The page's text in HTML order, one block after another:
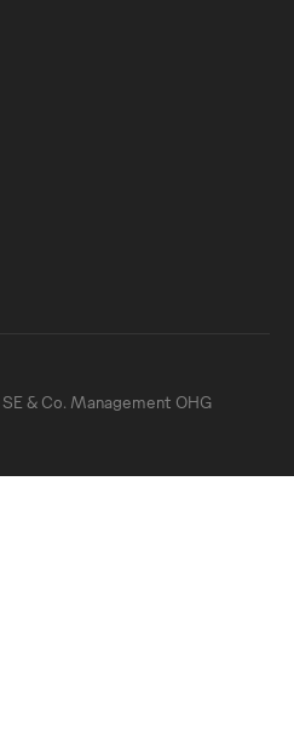
& Co. Management OHG